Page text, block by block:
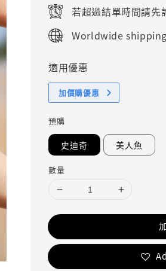
若超過結單時間請先
Worldwide
適用優惠
加價購優惠
預購
史迪奇 美人魚
數量